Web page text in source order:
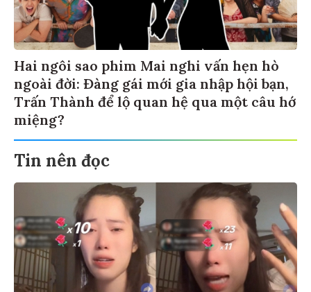
Hai ngôi sao phim Mai nghi vấn hẹn hò
ngoài đời: Đàng gái mới gia nhập hội bạn,
Trấn Thành để lộ quan hệ qua một câu hớ
miệng?
Tin nên đọc